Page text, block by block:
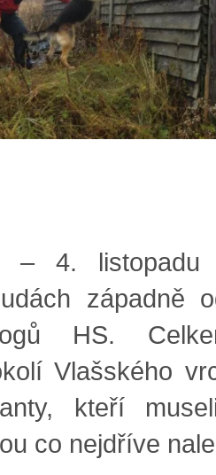
– 4. listopadu
západně
HS.
Vlašského
kteří
co nejdříve